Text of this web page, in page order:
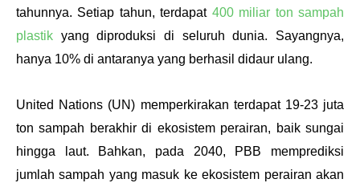
tahunnya. Setiap tahun, terdapat 400 miliar ton sampah
plastik yang diproduksi di seluruh dunia. Sayangnya,
hanya 10% di antaranya yang berhasil didaur ulang.
United Nations (UN) memperkirakan terdapat 19-23 juta
ton sampah berakhir di ekosistem perairan, baik sungai
hingga laut. Bahkan, pada 2040, PBB memprediksi
jumlah sampah yang masuk ke ekosistem perairan akan